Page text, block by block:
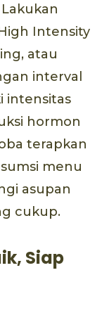
Intensity
atau
interval
intensitas
hormon
terapkan
menu
asupan
cukup.
Siap